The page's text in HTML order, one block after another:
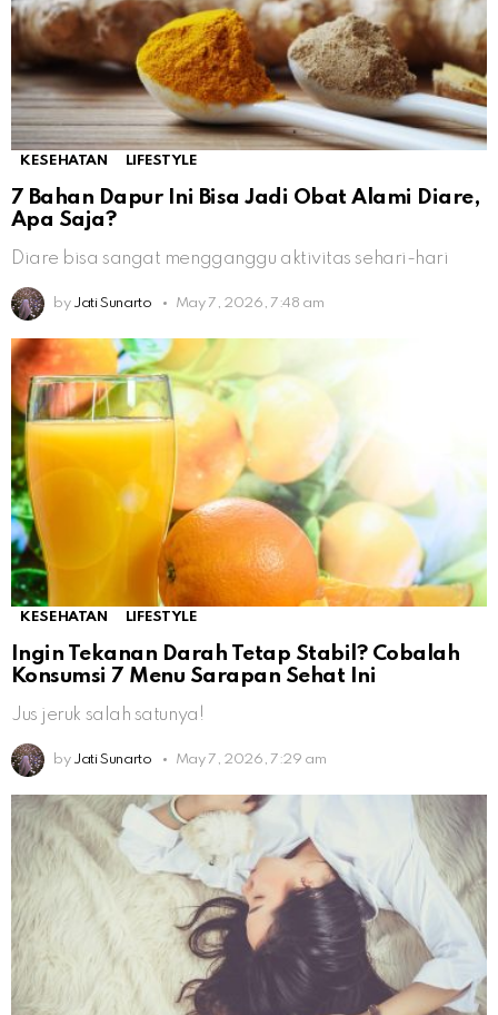
KESEHATAN LIFESTYLE
7 Bahan Dapur Ini Bisa Jadi Obat Alami Diare,
Apa Saja?
Diare bisa sangat mengganggu aktivitas sehari-hari
by Jati Sunarto May 7, 2026, 7:48 am
KESEHATAN LIFESTYLE
Ingin Tekanan Darah Tetap Stabil? Cobalah
Konsumsi 7 Menu Sarapan Sehat Ini
Jus jeruk salah satunya!
by Jati Sunarto May 7, 2026, 7:29 am